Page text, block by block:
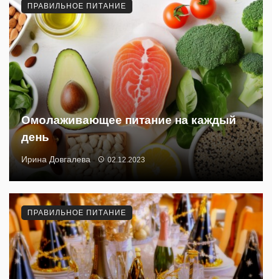
Омолаживающее питание на каждый
день
Ирина Довгалева 02.12.2023
ПРАВИЛЬНОЕ ПИТАНИЕ
ПРАВИЛЬНОЕ ПИТАНИЕ